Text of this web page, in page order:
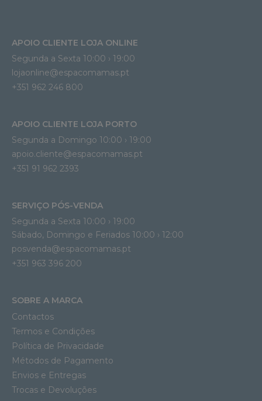
APOIO CLIENTE LOJA ONLINE
Segunda a Sexta 10:00 › 19:00
lojaonline@espacomamas.pt
+351 962 246 800
APOIO CLIENTE LOJA PORTO
Segunda a Domingo 10:00 › 19:00
apoio.cliente@espacomamas.pt
+351 91 962 2393
SERVIÇO PÓS-VENDA
Segunda a Sexta 10:00 › 19:00
Sábado, Domingo e Feriados 10:00 › 12:00
posvenda@espacomamas.pt
+351 963 396 200
SOBRE A MARCA
Contactos
Termos e Condições
Política de Privacidade
Métodos de Pagamento
Envios e Entregas
Trocas e Devoluções